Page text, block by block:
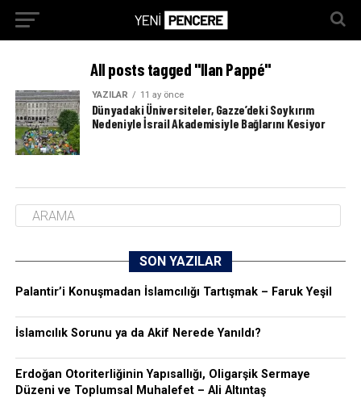
All posts tagged "Ilan Pappé"
YAZILAR 11 ay önce
Dünyadaki Üniversiteler, Gazze’deki Soykırım
Nedeniyle İsrail Akademisiyle Bağlarını Kesiyor
SON YAZILAR
Palantir’i Konuşmadan İslamcılığı Tartışmak – Faruk Yeşil
İslamcılık Sorunu ya da Akif Nerede Yanıldı?
Erdoğan Otoriterliğinin Yapısallığı, Oligarşik Sermaye
Düzeni ve Toplumsal Muhalefet – Ali Altıntaş